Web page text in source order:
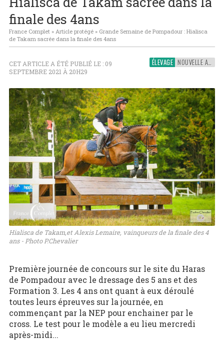
finale des 4ans
France Complet» Article protégé» Grande Semaine de Pompadour : Hialisca
de Takam sacrée dans la finale des 4ans
ÉLEVAGE NOUVELLE AQUITAINE
CET ARTICLE A ÉTÉ PUBLIÉ LE : 09
SEPTEMBRE 2021 À 20H29
Hialisca de Takam,et Alexis Lemaire, vainqueurs de la finale des 4
ans - Photo P.Chevalier
Première journée de concours sur le site du Haras
de Pompadour avec le dressage des 5 ans et des
Formation 3. Les 4 ans ont quant à eux déroulé
toutes leurs épreuves sur la journée, en
commençant par la NEP pour enchainer par le
cross. Le test pour le modèle a eu lieu mercredi
après-midi...